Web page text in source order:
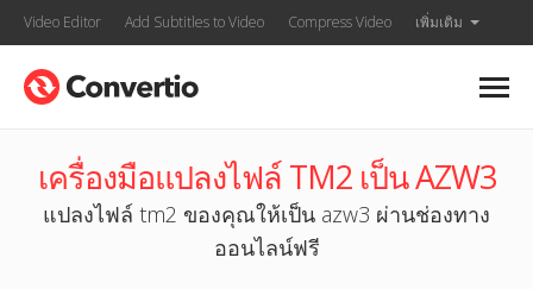
Video Editor Add Subtitles to Video Compress Video เพิ่มเติม
เครื่องมือแปลงไฟล์ TM2 เป็น AZW3
แปลงไฟล์ tm2 ของคุณให้เป็น azw3 ผ่านช่องทาง
ออนไลน์ฟรี